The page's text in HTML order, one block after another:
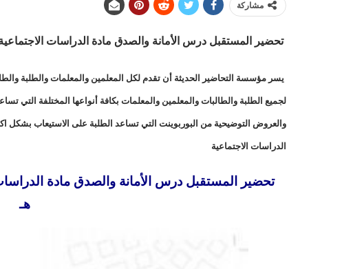
مشاركة
تحضير المستقبل درس الأمانة والصدق مادة الدراسات الاجتماعية
يسر مؤسسة التحاضير الحديثة أن تقدم لكل المعلمين والمعلمات والطلبة
لجميع الطلبة والطالبات والمعلمين والمعلمات بكافة أنواعها المختلفة التي
والعروض التوضيحية من البوربوينت التي تساعد الطلبة على الاستيعاب بشكل
الدراسات الاجتماعية
هـ